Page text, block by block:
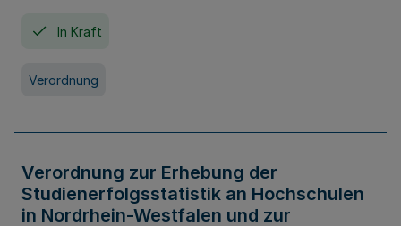
In Kraft
Verordnung
Verordnung zur Erhebung der
Studienerfolgsstatistik an Hochschulen
in Nordrhein-Westfalen und zur